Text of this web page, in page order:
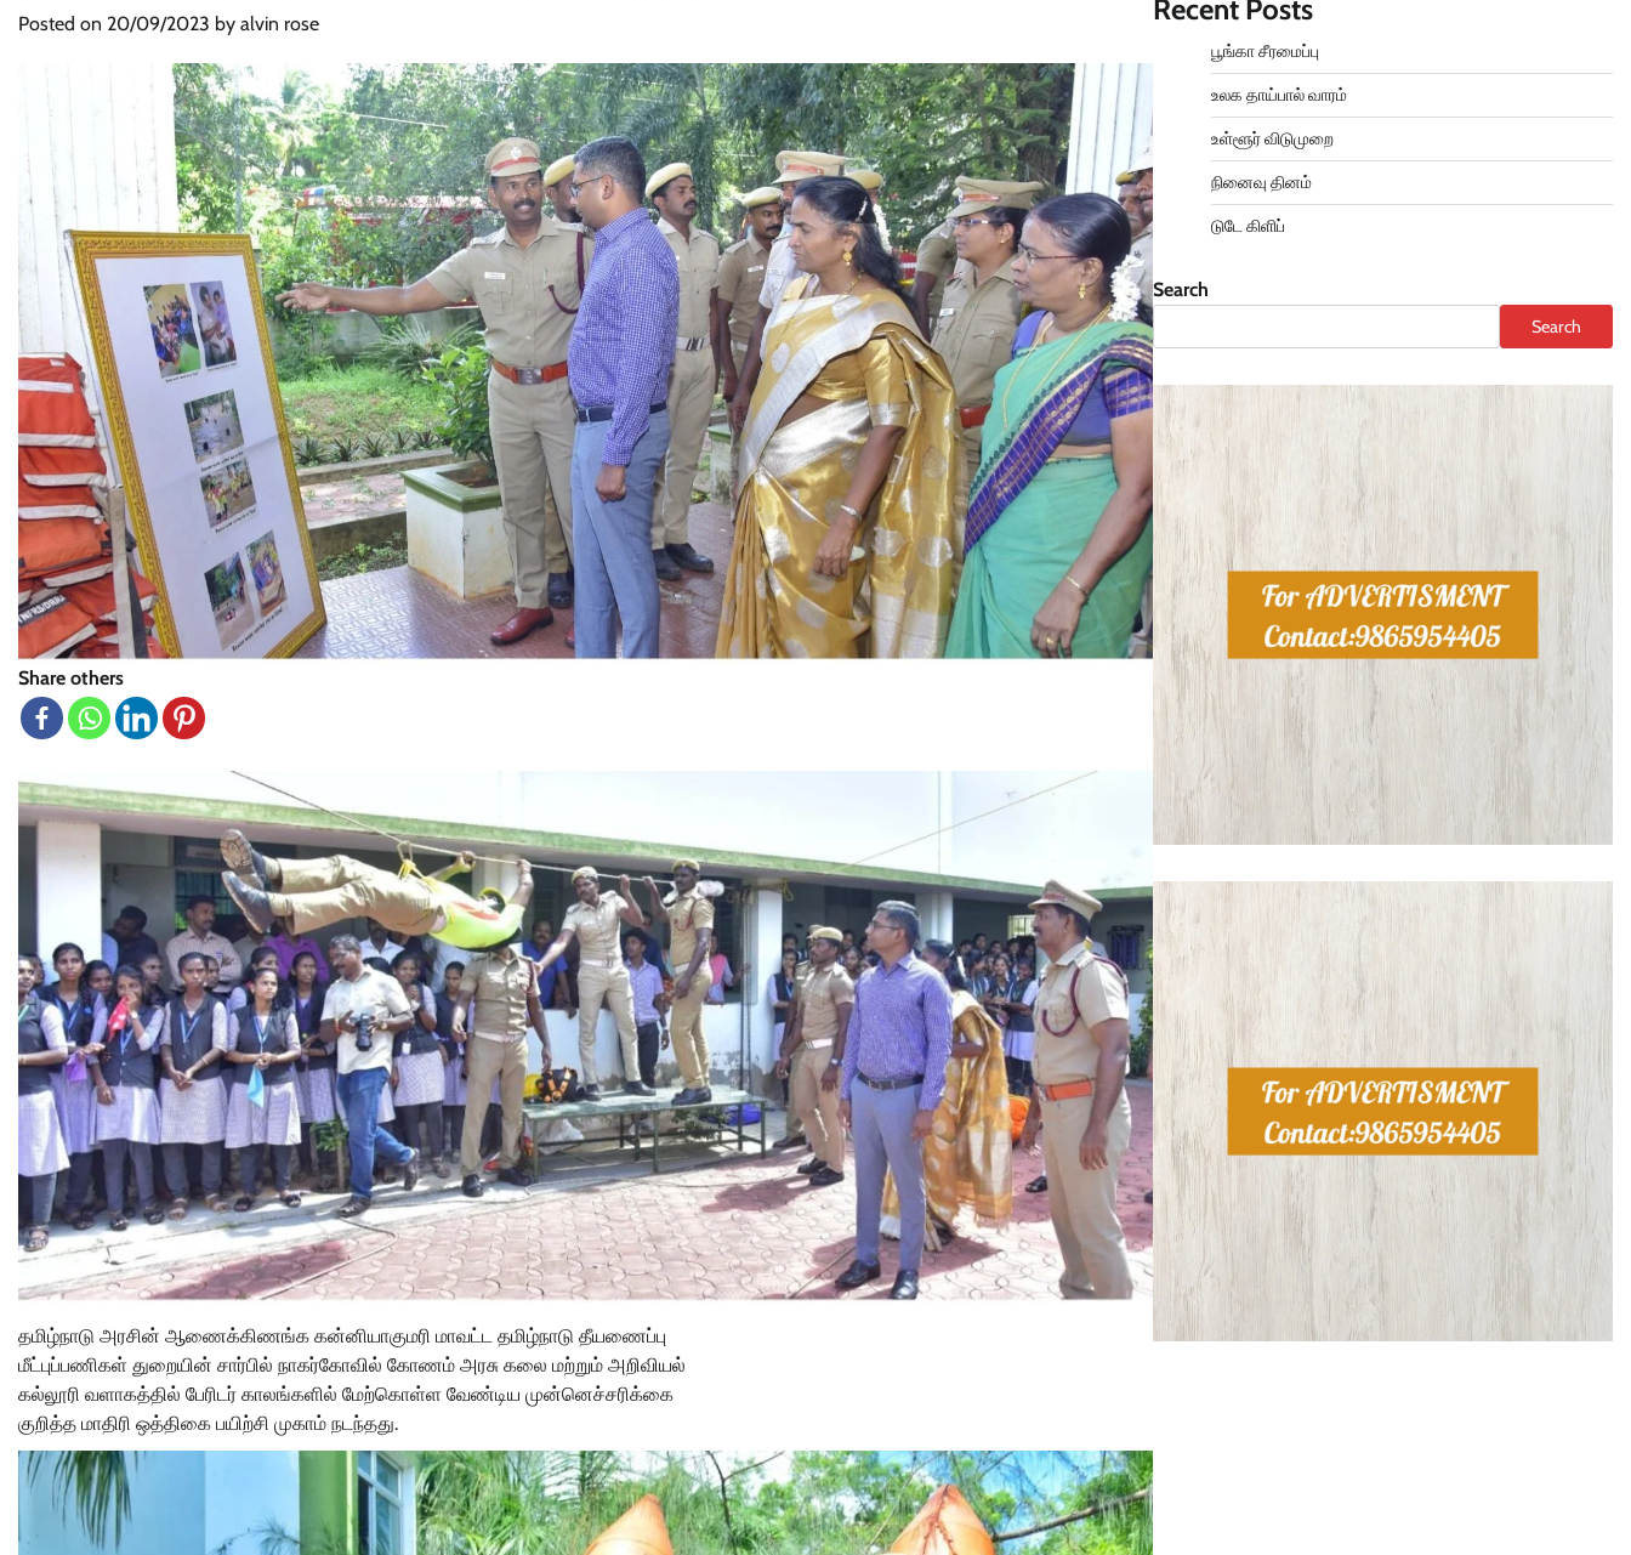
Posted on 20/09/2023 by alvin rose
Share others
தமிழ்நாடு அரசின் ஆணைக்கிணங்க கன்னியாகுமரி மாவட்ட தமிழ்நாடு தீயணைப்பு
மீட்புப்பணிகள் துறையின் சார்பில் நாகர்கோவில் கோணம் அரசு கலை மற்றும் அறிவியல்
கல்லூரி வளாகத்தில் பேரிடர் காலங்களில் மேற்கொள்ள வேண்டிய முன்னெச்சரிக்கை
குறித்த மாதிரி ஒத்திகை பயிற்சி முகாம் நடந்தது.
Recent Posts
பூங்கா சீரமைப்பு
உலக தாய்பால் வாரம்
உள்ளூர் விடுமுறை
நினைவு தினம்
டுடே கிளிப்
Search
Search